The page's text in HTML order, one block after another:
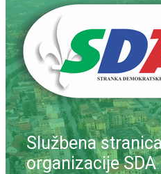
Službena
organizacije